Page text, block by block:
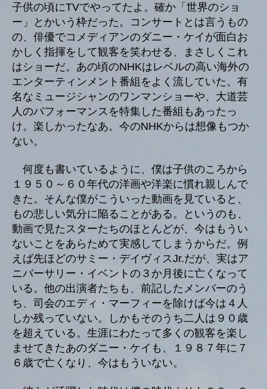
子供の頃にTVでやってたよ。確か「世界のショ
ー」とかいう枠だった。コンサートとは言うもの
の、俳優でコメディアンのダニー・ケイが面白お
かしく指揮をして観客を笑わせる、まさしくこれ
はショーだ。あの頃のNHKはレベルの高い海外の
エンターティンメント番組をよく流していた。有
名なミュージシャンのワンマンショーや、大道芸
人のパフォーマンスを特集した番組もあったっ
け。楽しかったなあ。今のNHKからは想像もつか
ない。
何度も書いているように、僕は子供のころから
１９５０～６０年代の洋画や洋楽に慣れ親しんで
きた。そんな僕がこういった動画を見ていると、
もの悲しい気分に陥ることがある。というのも、
動画で見たスターたちのほとんどが、今はもうい
ないことをあらためて実感してしまうからだ。例
えば先ほどのサミー・デイヴィスJr.だが、実はア
ニバーサリー・イベントの３か月後に亡くなって
いる。他の出演者たちも、前記したメンバーのう
ち、司会のエディ・マーフィーを除けば今は４人
しか残っていない。しかもそのうち二人は９０歳
を超えている。生涯にわたって多くの観客を楽し
ませてきたあのダニー・ケイも、１９８７年に７
６歳で亡くなり、今はもういない。